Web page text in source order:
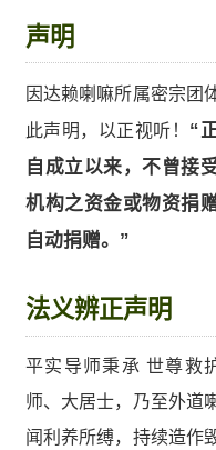
声明
因达赖喇嘛所属密宗团
此声明，以正视听！ “
自成立以来，不曾接
机构之资金或物资捐
自动捐赠。”
法义辨正声明
平实导师秉承 世尊救
师、大居士，乃至外道
闻利养所缚，持续造作